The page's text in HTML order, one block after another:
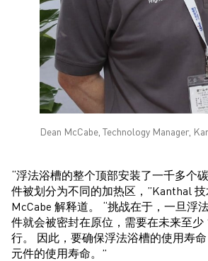
Dean McCabe, Technology Manager,
“浮法浴槽的整个顶部安装了一千多个
件被划分为不同的加热区，”Kanthal
McCabe 解释道。 “挑战在于，一旦浮
件就会被密封在原位，需要在未来至少
行。 因此，要确保浮法浴槽的使用寿
元件的使用寿命。”